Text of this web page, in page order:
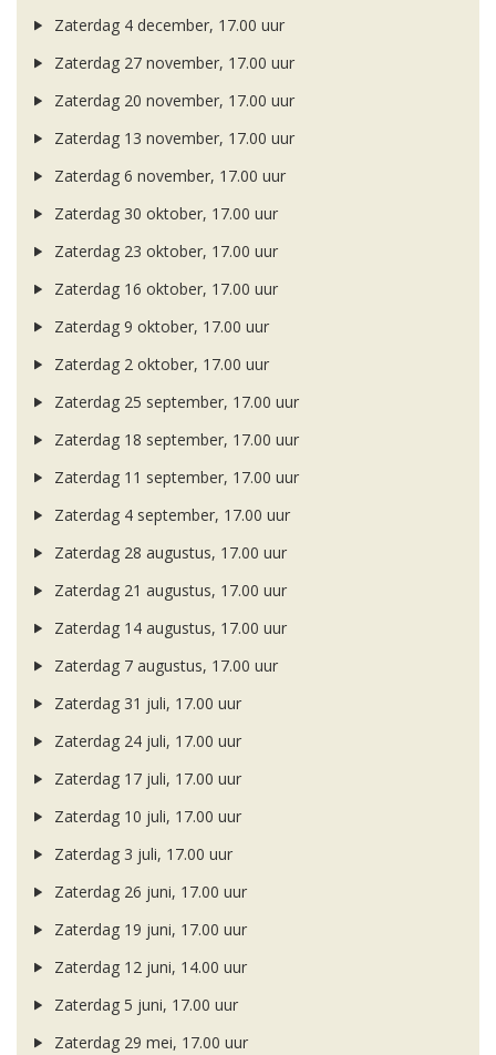
Zaterdag 4 december, 17.00 uur
Zaterdag 27 november, 17.00 uur
Zaterdag 20 november, 17.00 uur
Zaterdag 13 november, 17.00 uur
Zaterdag 6 november, 17.00 uur
Zaterdag 30 oktober, 17.00 uur
Zaterdag 23 oktober, 17.00 uur
Zaterdag 16 oktober, 17.00 uur
Zaterdag 9 oktober, 17.00 uur
Zaterdag 2 oktober, 17.00 uur
Zaterdag 25 september, 17.00 uur
Zaterdag 18 september, 17.00 uur
Zaterdag 11 september, 17.00 uur
Zaterdag 4 september, 17.00 uur
Zaterdag 28 augustus, 17.00 uur
Zaterdag 21 augustus, 17.00 uur
Zaterdag 14 augustus, 17.00 uur
Zaterdag 7 augustus, 17.00 uur
Zaterdag 31 juli, 17.00 uur
Zaterdag 24 juli, 17.00 uur
Zaterdag 17 juli, 17.00 uur
Zaterdag 10 juli, 17.00 uur
Zaterdag 3 juli, 17.00 uur
Zaterdag 26 juni, 17.00 uur
Zaterdag 19 juni, 17.00 uur
Zaterdag 12 juni, 14.00 uur
Zaterdag 5 juni, 17.00 uur
Zaterdag 29 mei, 17.00 uur